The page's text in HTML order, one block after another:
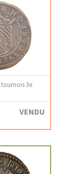
3e
VENDU